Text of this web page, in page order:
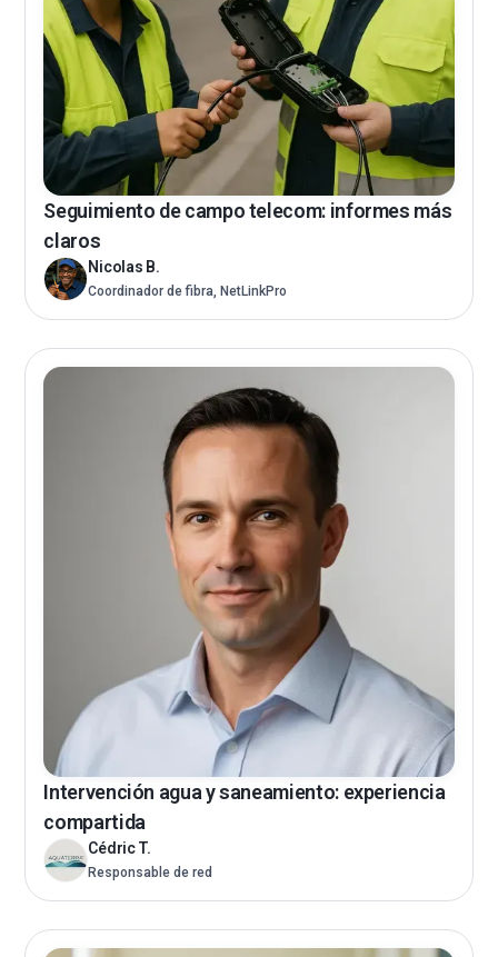
Seguimiento de campo telecom: informes más
claros
Nicolas B.
Coordinador de fibra, NetLinkPro
Intervención agua y saneamiento: experiencia
compartida
Cédric T.
Responsable de red